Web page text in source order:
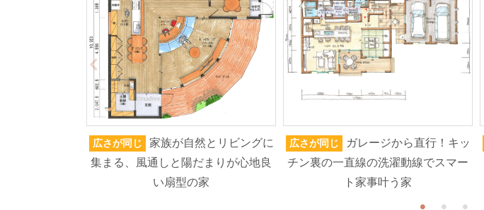
広さが同じ
家族が自然とリビングに
集まる、風通しと陽だまりが心地良
い扇型の家
広さが同じ
ガレージから直行！キッ
チン裏の一直線の洗濯動線でスマー
ト家事叶う家